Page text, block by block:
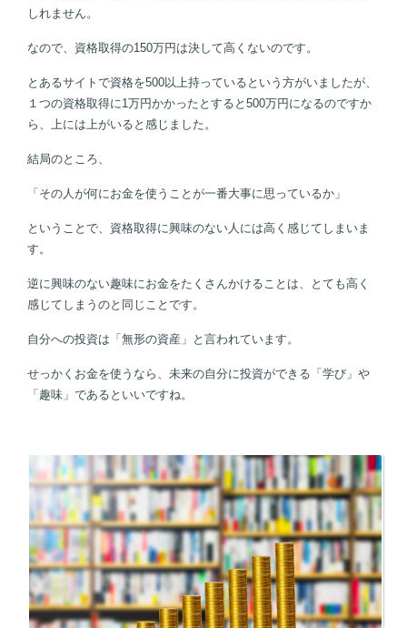
しれません。
なので、資格取得の150万円は決して高くないのです。
とあるサイトで資格を500以上持っているという方がいましたが、
１つの資格取得に1万円かかったとすると500万円になるのですか
ら、上には上がいると感じました。
結局のところ、
「その人が何にお金を使うことが一番大事に思っているか」
ということで、資格取得に興味のない人には高く感じてしまいま
す。
逆に興味のない趣味にお金をたくさんかけることは、とても高く
感じてしまうのと同じことです。
自分への投資は「無形の資産」と言われています。
せっかくお金を使うなら、未来の自分に投資ができる「学び」や
「趣味」であるといいですね。